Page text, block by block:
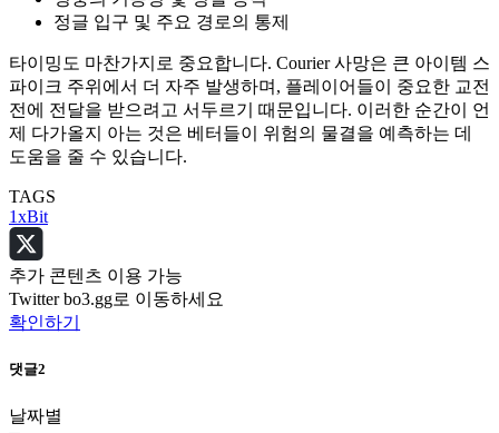
정글 입구 및 주요 경로의 통제
타이밍도 마찬가지로 중요합니다. Courier 사망은 큰 아이템 스
파이크 주위에서 더 자주 발생하며, 플레이어들이 중요한 교전
전에 전달을 받으려고 서두르기 때문입니다. 이러한 순간이 언
제 다가올지 아는 것은 베터들이 위험의 물결을 예측하는 데
도움을 줄 수 있습니다.
TAGS
1xBit
추가 콘텐츠 이용 가능
Twitter bo3.gg로 이동하세요
확인하기
댓글2
날짜별